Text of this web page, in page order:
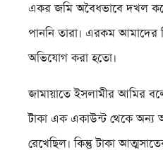
একর জমি অবৈধভাবে দখল
পাননি তারা। এরকম আমাদের
অভিযোগ করা হতো।
জামায়াতে ইসলামীর আমির
টাকা এক একাউন্ট থেকে অন্য
রেখেছিল। কিন্তু টাকা